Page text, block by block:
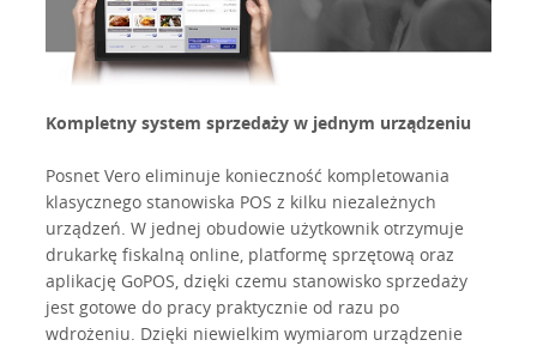
Kompletny system sprzedaży w jednym urządzeniu
Posnet Vero eliminuje konieczność kompletowania
klasycznego stanowiska POS z kilku niezależnych
urządzeń. W jednej obudowie użytkownik otrzymuje
drukarkę fiskalną online, platformę sprzętową oraz
aplikację GoPOS, dzięki czemu stanowisko sprzedaży
jest gotowe do pracy praktycznie od razu po
wdrożeniu. Dzięki niewielkim wymiarom urządzenie